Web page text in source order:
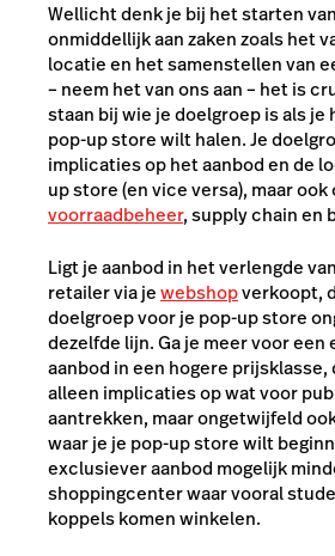
Wellicht denk je bij het starten
onmiddellijk aan zaken zoals het
locatie en het samenstellen van
– neem het van ons aan – het is
staan bij wie je doelgroep is als je
pop-up store wilt halen. Je
implicaties op het aanbod en de
up store (en vice versa), maar ook
voorraadbeheer, supply chain en
Ligt je aanbod in het verlengde
retailer via jewebshopverkoopt,
doelgroep voor je pop-up store
dezelfde lijn. Ga je meer voor
aanbod in een hogere
alleen implicaties op wat voor
aantrekken, maar ongetwijfeld
waar je je pop-up store wilt
exclusiever aanbod mogelijk
shoppingcenter waar vooral
koppels komen winkelen.